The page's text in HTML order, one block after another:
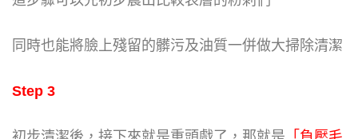
同時也能將臉上殘留的髒污及油質一併做大掃除清潔
Step 3